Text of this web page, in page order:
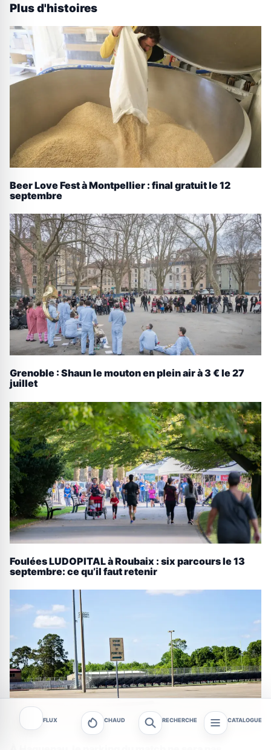
Plus d'histoires
Beer Love Fest à Montpellier : final gratuit le 12
septembre
Grenoble : Shaun le mouton en plein air à 3 € le 27
juillet
Foulées LUDOPITAL à Roubaix : six parcours le 13
septembre: ce qu’il faut retenir
FLUX CHAUD RECHERCHE CATALOGUE